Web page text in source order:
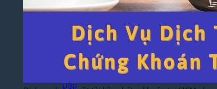
Hồ Sơ
Thầu
Dịch
Thuật
Chuyên
Dầu